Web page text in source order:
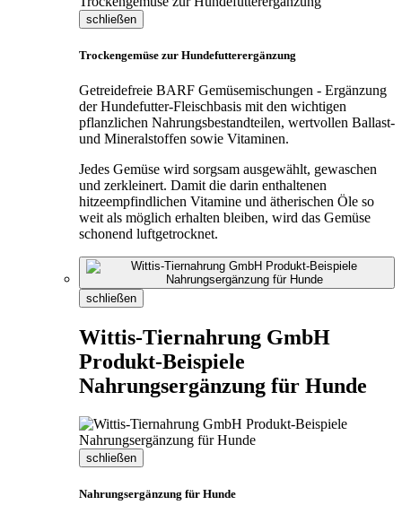
schließen
Trockengemüse zur Hundefutterergänzung
Getreidefreie BARF Gemüsemischungen - Ergänzung
der Hundefutter-Fleischbasis mit den wichtigen
pflanzlichen Nahrungsbestandteilen, wertvollen Ballast-
und Mineralstoffen sowie Vitaminen.
Jedes Gemüse wird sorgsam ausgewählt, gewaschen
und zerkleinert. Damit die darin enthaltenen
hitzeempfindlichen Vitamine und ätherischen Öle so
weit als möglich erhalten bleiben, wird das Gemüse
schonend luftgetrocknet.
schließen
Wittis-Tiernahrung GmbH
Produkt-Beispiele
Nahrungsergänzung für Hunde
schließen
Nahrungsergänzung für Hunde